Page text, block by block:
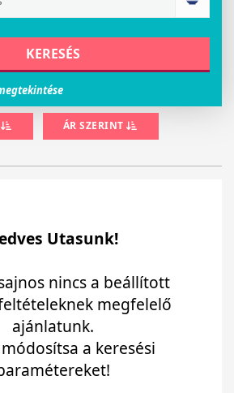
ÁR SZERINT
Utasunk!
nincs a beállított
megfelelő
ajánlatunk.
a keresési